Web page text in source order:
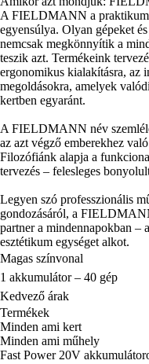
A FIELDMANN a praktikum
egyensúlya. Olyan gépeket
nemcsak megkönnyítik a
teszik azt. Termékeink
ergonomikus kialakításra, az
megoldásokra, amelyek
kertben egyaránt.
A FIELDMANN név
az azt végző emberekhez
Filozófiánk alapja a
tervezés – felesleges
Legyen szó professzionális
gondozásáról, a
partner a mindennapokban –
esztétikum egységet alkot.
Magas színvonal
1 akkumulátor – 40 gép
Kedvező árak
Termékek
Minden ami kert
Minden ami műhely
Fast Power 20V